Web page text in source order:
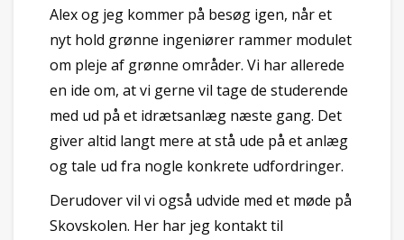
Alex og jeg kommer på besøg igen, når et
nyt hold grønne ingeniører rammer modulet
om pleje af grønne områder. Vi har allerede
en ide om, at vi gerne vil tage de studerende
med ud på et idrætsanlæg næste gang. Det
giver altid langt mere at stå ude på et anlæg
og tale ud fra nogle konkrete udfordringer.
Derudover vil vi også udvide med et møde på
Skovskolen. Her har jeg kontakt til